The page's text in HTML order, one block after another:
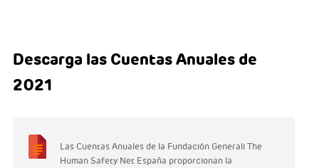
Descarga las Cuentas Anuales de
2021
Las Cuentas Anuales de la Fundación Generali The
Human Safety Net España proporcionan la